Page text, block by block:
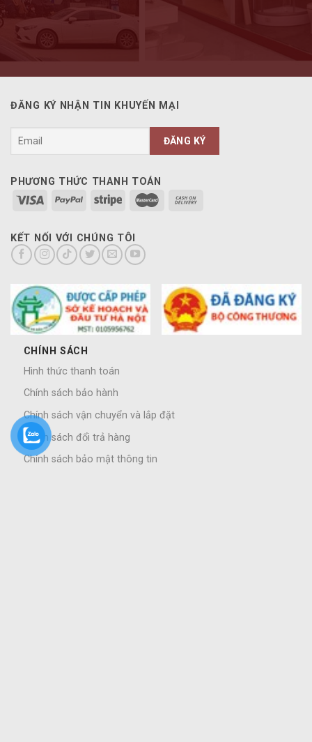
ĐĂNG KÝ NHẬN TIN KHUYẾN MẠI
PHƯƠNG THỨC THANH TOÁN
KẾT NỐI VỚI CHÚNG TÔI
CHÍNH SÁCH
Hình thức thanh toán
Chính sách bảo hành
Chính sách vận chuyển và lắp đặt
Chính sách đổi trả hàng
Chính sách bảo mật thông tin